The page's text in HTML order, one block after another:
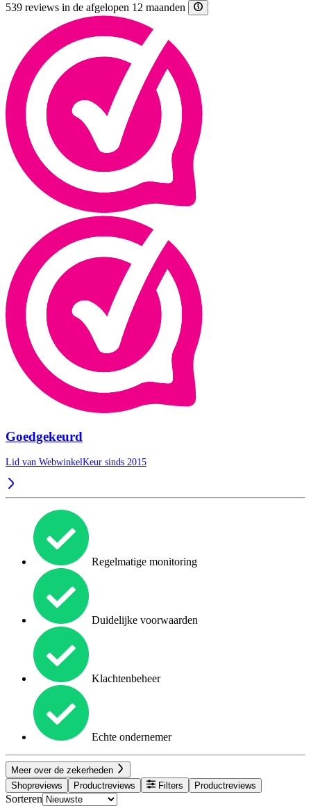
539 reviews in de afgelopen 12 maanden
Goedgekeurd
Lid van WebwinkelKeur sinds 2015
Regelmatige monitoring
Duidelijke voorwaarden
Klachtenbeheer
Echte ondernemer
Meer over de zekerheden
Shopreviews
Productreviews Filters Productreviews
Sorteren